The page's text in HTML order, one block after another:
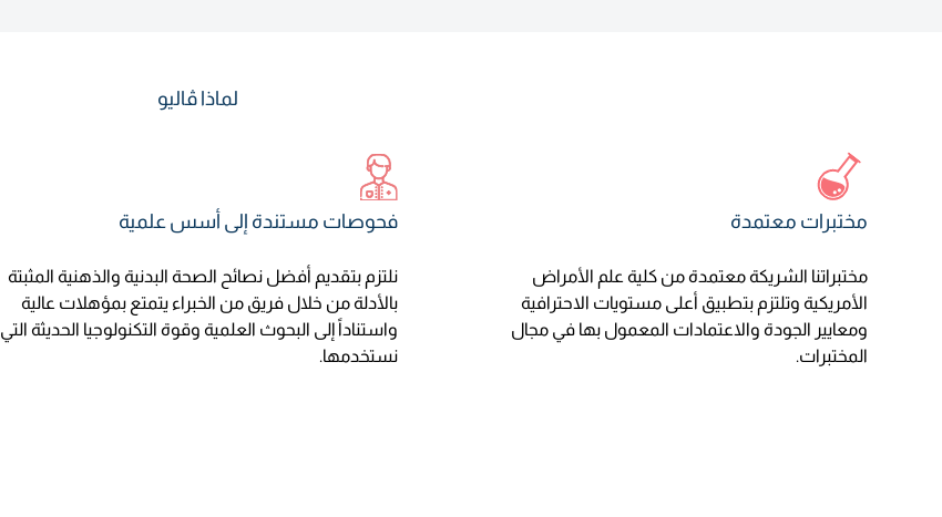
لماذا ڤاليو
مختبرات معتمدة
مختبراتنا الشريكة معتمدة من كلية علم الأمراض
الأمريكية وتلتزم بتطبيق أعلى مستويات الاحترافية
ومعايير الجودة والاعتمادات المعمول بها في مجال
المختبرات.
فحوصات مستندة إلى أسس علمية
نلتزم بتقديم أفضل نصائح الصحة البدنية والذهنية المثبتة
بالأدلة من خلال فريق من الخبراء يتمتع بمؤهلات عالية
واستناداً إلى البحوث العلمية وقوة التكنولوجيا الحديثة التي
نستخدمها.